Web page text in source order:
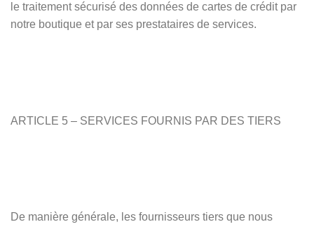
le traitement sécurisé des données de cartes de crédit par
notre boutique et par ses prestataires de services.
ARTICLE 5 – SERVICES FOURNIS PAR DES TIERS
De manière générale, les fournisseurs tiers que nous